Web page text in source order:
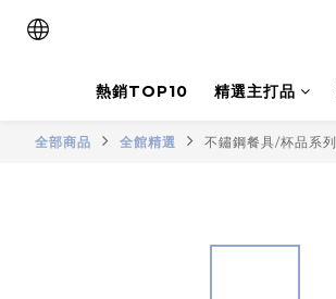
熱銷TOP10 精選主打品
全部商品 全館精選 不鏽鋼餐具/杯品系列